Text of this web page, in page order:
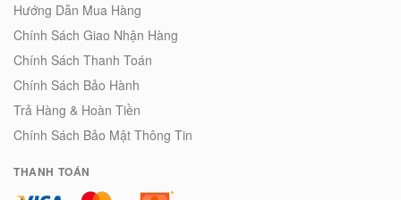
Hướng Dẫn Mua Hàng
Chính Sách Giao Nhận Hàng
Chính Sách Thanh Toán
Chính Sách Bảo Hành
Trả Hàng & Hoàn Tiền
Chính Sách Bảo Mật Thông Tin
THANH TOÁN